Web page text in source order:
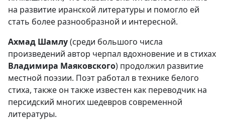
на развитие иранской литературы и помогло ей
стать более разнообразной и интересной.
Ахмад Шамлу(среди большого числа
произведений автор черпал вдохновение и в стихах
Владимира Маяковского) продолжил развитие
местной поэзии. Поэт работал в технике белого
стиха, также он также известен как переводчик на
персидский многих шедевров современной
литературы.